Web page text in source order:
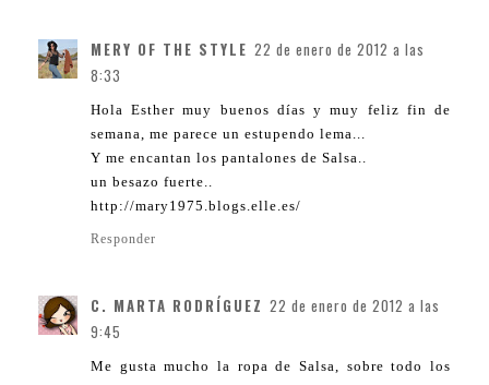
MERY OF THE STYLE 22 de enero de 2012 a las
8:33
Hola Esther muy buenos días y muy feliz fin de
semana, me parece un estupendo lema...
Y me encantan los pantalones de Salsa..
un besazo fuerte..
http://mary1975.blogs.elle.es/
Responder
C. MARTA RODRÍGUEZ 22 de enero de 2012 a las
9:45
Me gusta mucho la ropa de Salsa, sobre todo los